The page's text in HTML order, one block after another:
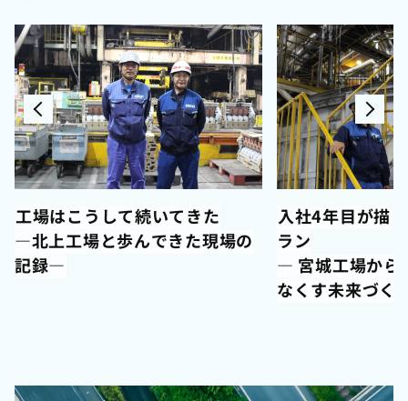
工場はこうして続いてきた
―北上工場と歩んできた現場の
記録―
入社4年目が描
ラン
― 宮城工場から
なくす未来づく